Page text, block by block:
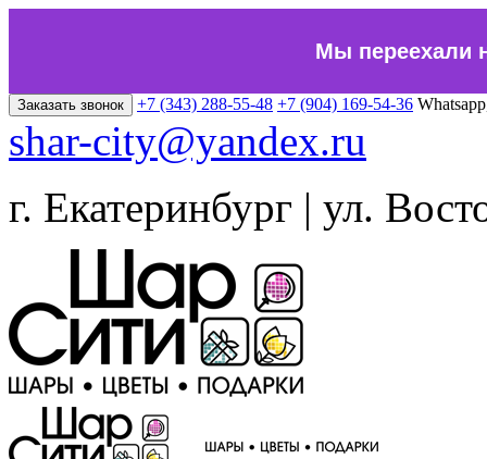
Мы переехали
Заказать звонок +7 (343) 288-55-48 +7 (904) 169-54-36
shar-city@yandex.ru
г. Екатеринбург | ул.